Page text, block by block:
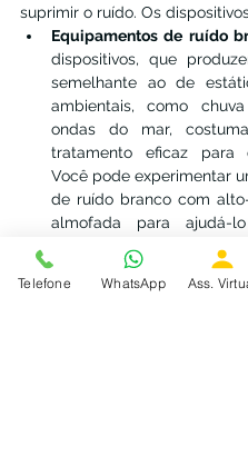
suprimir o ruído. Os
Equipamentos de ruído
dispositivos, que
semelhante ao de
ambientais, como
ondas do mar,
tratamento eficaz para
Você pode experimentar
de ruído branco com
almofada para ajudá-
Ventiladores,
desumidificadores e
de ar no quarto
Telefone WhatsApp Ass.